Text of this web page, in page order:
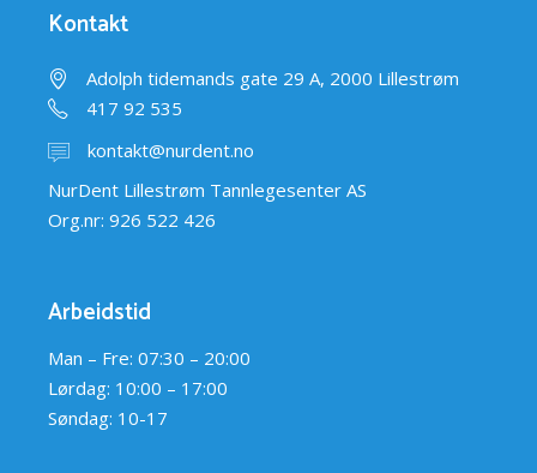
Kontakt
Adolph tidemands gate 29 A, 2000 Lillestrøm
417 92 535
kontakt@nurdent.no
NurDent Lillestrøm Tannlegesenter AS
Org.nr: 926 522 426
Arbeidstid
Man – Fre: 07:30 – 20:00
Lørdag: 10:00 – 17:00
Søndag: 10-17